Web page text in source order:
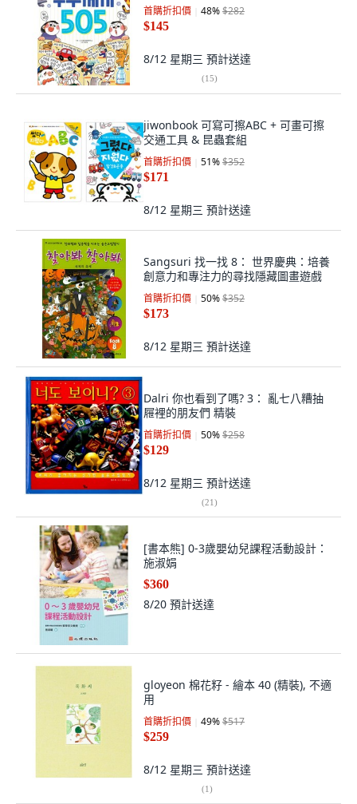
首購折扣價 48%$282
$145
8/12 星期三 預計送達
(15)
jiwonbook 可寫可擦ABC + 可畫可擦
交通工具 & 昆蟲套組
首購折扣價 51%$352
$171
8/12 星期三 預計送達
Sangsuri 找一找 8： 世界慶典：培養
創意力和專注力的尋找隱藏圖畫遊戲
首購折扣價 50%$352
$173
8/12 星期三 預計送達
Dalri 你也看到了嗎? 3： 亂七八糟抽
屜裡的朋友們 精裝
首購折扣價 50%$258
$129
8/12 星期三 預計送達
(21)
[書本熊] 0-3歲嬰幼兒課程活動設計：
施淑娟
$360
8/20 預計送達
gloyeon 棉花籽 - 繪本 40 (精裝), 不適
用
首購折扣價 49%$517
$259
8/12 星期三 預計送達
(1)